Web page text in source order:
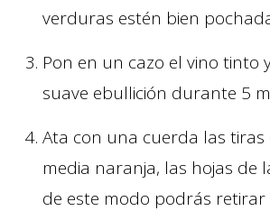
verduras estén bien
Pon en un cazo el vino tinto
suave ebullición durante 5
Ata con una cuerda las tiras
media naranja, las hojas de
de este modo podrás